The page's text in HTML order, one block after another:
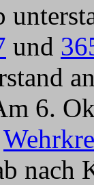
und
6.
nach